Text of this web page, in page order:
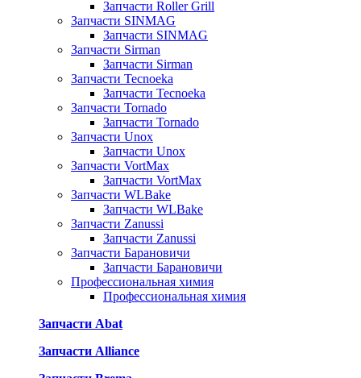
Запчасти Roller Grill
Запчасти SINMAG
Запчасти SINMAG
Запчасти Sirman
Запчасти Sirman
Запчасти Tecnoeka
Запчасти Tecnoeka
Запчасти Tornado
Запчасти Tornado
Запчасти Unox
Запчасти Unox
Запчасти VortMax
Запчасти VortMax
Запчасти WLBake
Запчасти WLBake
Запчасти Zanussi
Запчасти Zanussi
Запчасти Барановичи
Запчасти Барановичи
Профессиональная химия
Профессиональная химия
Запчасти Abat
Запчасти Alliance